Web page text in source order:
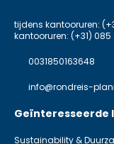
tijdens kantooruren:
kantooruren: (+31) 085
0031850163648
info@rondreis-
Geïnteresseerde
Sustainability &